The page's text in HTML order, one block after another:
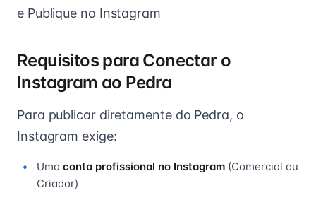
e Publique no Instagram
Requisitos para Conectar o
Instagram ao Pedra
Para publicar diretamente do Pedra, o
Instagram exige:
Uma conta profissional no Instagram (Comercial ou
Criador)